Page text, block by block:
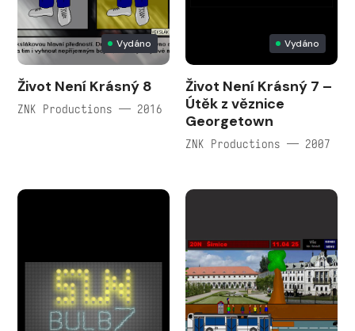
Vydáno
Život Není Krásný 8
ZNK Productions — 2016
Vydáno
Život Není Krásný 7 –
Útěk z věznice
Georgetown
ZNK Productions — 2007